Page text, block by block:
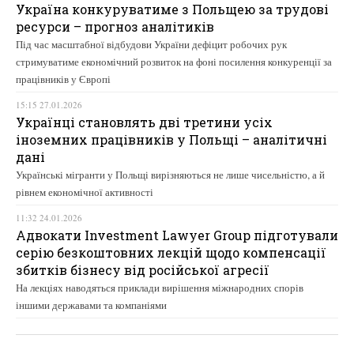
Україна конкуруватиме з Польщею за трудові
ресурси – прогноз аналітиків
Під час масштабної відбудови України дефіцит робочих рук
стримуватиме економічний розвиток на фоні посилення конкуренції за
працівників у Європі
15:15 27.01.2026
Українці становлять дві третини усіх
іноземних працівників у Польщі – аналітичні
дані
Українські мігранти у Польщі вирізняються не лише чисельністю, а й
рівнем економічної активності
11:32 24.01.2026
Адвокати Investment Lawyer Group підготували
серію безкоштовних лекцій щодо компенсації
збитків бізнесу від російської агресії
На лекціях наводяться приклади вирішення міжнародних спорів
іншими державами та компаніями